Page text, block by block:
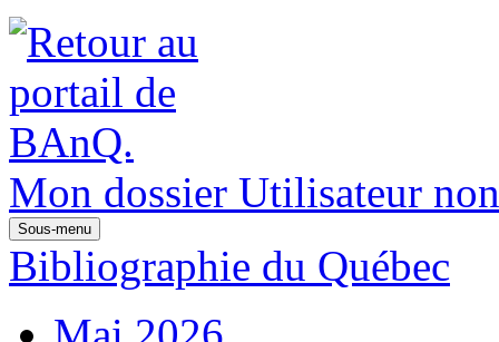
Mon dossier Utilisateur
Sous-menu
Bibliographie du Québec